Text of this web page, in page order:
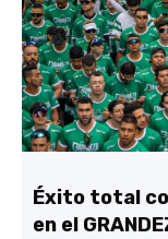
Éxito total
en el